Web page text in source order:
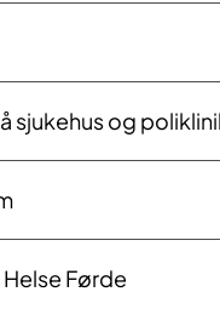
sjukehus og
Førde